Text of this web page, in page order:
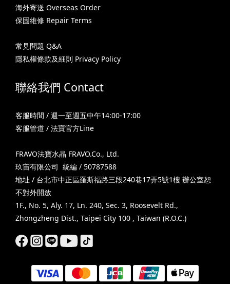
海外寄送 Overseas Order
保固維修 Repair Terms
常見問題 Q&A
隱私權條款及細則 Privacy Policy
聯絡我們 Contact
客服時間 / 週一至週五中午14:00-17:00
客服管道 / 法寶官方Line
FRAVO法寶水晶 FRAVO.Co., Ltd.
玖宙有限公司 統編 / 50787588
地址 / 台北市中正區羅斯福路三段240巷17弄5號1樓 辦公室恕
不對外開放
1F., No. 5, Aly. 17, Ln. 240, Sec. 3, Roosevelt Rd.,
Zhongzheng Dist., Taipei City 100 , Taiwan (R.O.C.)